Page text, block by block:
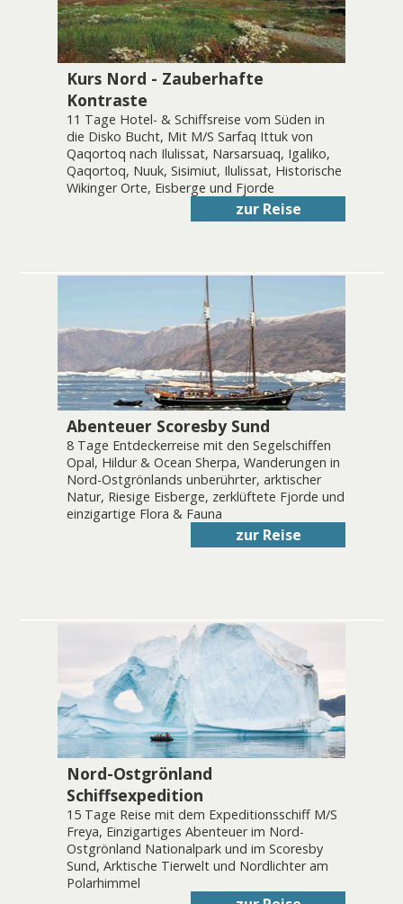
Kurs Nord - Zauberhafte
Kontraste
11 Tage Hotel- & Schiffsreise vom Süden in
die Disko Bucht, Mit M/S Sarfaq Ittuk von
Qaqortoq nach Ilulissat, Narsarsuaq, Igaliko,
Qaqortoq, Nuuk, Sisimiut, Ilulissat, Historische
Wikinger Orte, Eisberge und Fjorde
zur Reise
Abenteuer Scoresby Sund
8 Tage Entdeckerreise mit den Segelschiffen
Opal, Hildur & Ocean Sherpa, Wanderungen in
Nord-Ostgrönlands unberührter, arktischer
Natur, Riesige Eisberge, zerklüftete Fjorde und
einzigartige Flora & Fauna
zur Reise
Nord-Ostgrönland
Schiffsexpedition
15 Tage Reise mit dem Expeditionsschiff M/S
Freya, Einzigartiges Abenteuer im Nord-
Ostgrönland Nationalpark und im Scoresby
Sund, Arktische Tierwelt und Nordlichter am
Polarhimmel